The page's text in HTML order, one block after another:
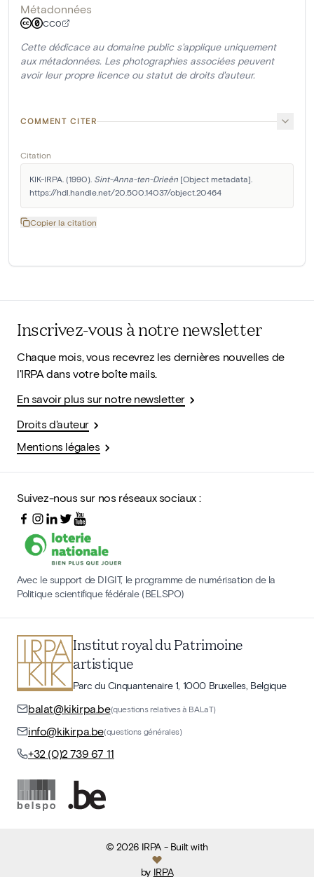
Métadonnées
CC0
Cette dédicace au domaine public s'applique uniquement
aux métadonnées. Les photographies associées peuvent
avoir leur propre licence ou statut de droits d'auteur.
COMMENT CITER
Citation
KIK-IRPA. (1990). Sint-Anna-ten-Drieën [Object metadata].
https://hdl.handle.net/20.500.14037/object.20464
Copier la citation
Inscrivez-vous à notre newsletter
Chaque mois, vous recevrez les dernières nouvelles de
l'IRPA dans votre boîte mails.
En savoir plus sur notre newsletter
Droits d'auteur
Mentions légales
Suivez-nous sur nos réseaux sociaux :
Avec le support de DIGIT, le programme de numérisation de la
Politique scientifique fédérale (BELSPO)
Institut royal du Patrimoine
artistique
Parc du Cinquantenaire 1, 1000 Bruxelles, Belgique
balat@kikirpa.be(questions relatives à BALaT)
info@kikirpa.be(questions générales)
+32 (0)2 739 67 11
©2026 IRPA- Built with
by IRPA